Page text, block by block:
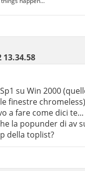
13.34.58
su Win 2000
finestre chromeless)
a fare come dici te...
la popunder di av
della toplist?